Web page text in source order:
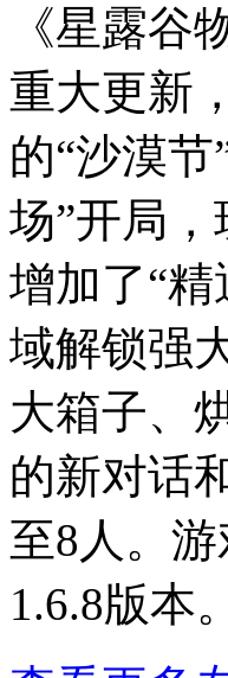
《星露谷
重大更新
的“沙漠
场”开局
增加了“
域解锁强
大箱子、
的新对话
至8人。
1.6.8版本。